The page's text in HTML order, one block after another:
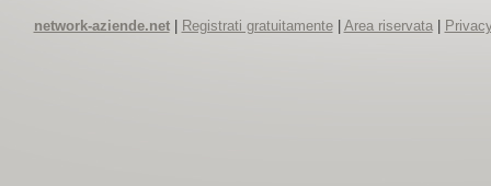
network-aziende.net| Registrati gratuitamente| Area riservata|